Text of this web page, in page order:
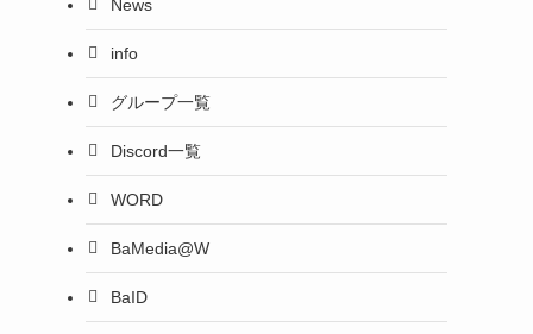
News
info
グループ一覧
Discord一覧
WORD
BaMedia@W
BaID